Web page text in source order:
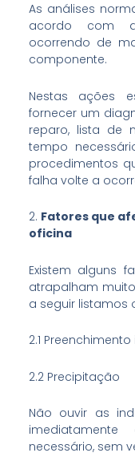
As análises
acordo com
ocorrendo de
componente.
Nestas ações
fornecer um
reparo, lista de
tempo
procedimentos
falha volte a
2. Fatores que
oficina
Existem alguns
atrapalham
a seguir listamos
2.1
2.2 Precipitação
Não ouvir as
necessário, sem